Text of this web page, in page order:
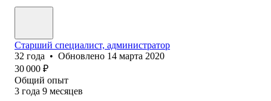
Старший специалист, администратор
32 года • Обновлено 14 марта 2020
30 000 ₽
Общий опыт
3 года 9 месяцев